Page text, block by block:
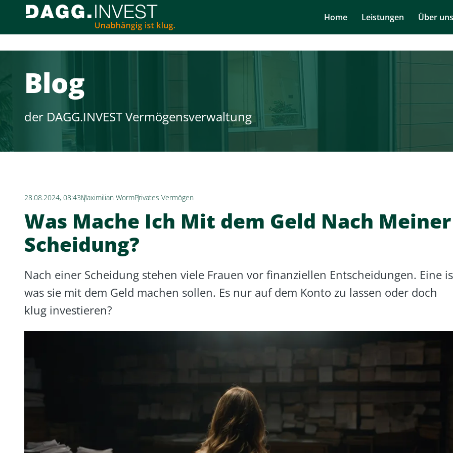
überspringen
Home Leistungen Über uns
Blog
der DAGG.INVEST Vermögensverwaltung
28.08.2024, 08:43Maximilian WormPrivates Vermögen
Was Mache Ich Mit dem Geld Nach Meiner
Scheidung?
Nach einer Scheidung stehen viele Frauen vor finanziellen Entscheidungen. Eine
was sie mit dem Geld machen sollen. Es nur auf dem Konto zu lassen oder doch
klug investieren?